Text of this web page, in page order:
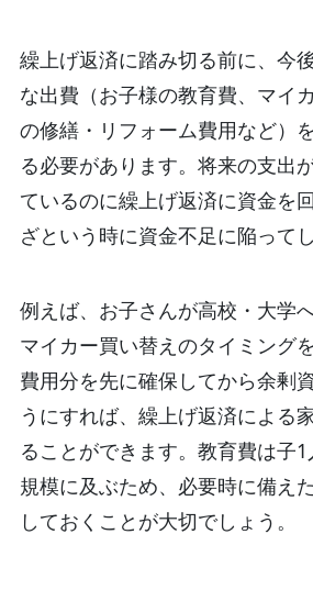
繰上げ返済に踏み切る前に、今
な出費（お子様の教育費、マイ
の修繕・リフォーム費用など）
る必要があります。 将来の支出
ているのに繰上げ返済に資金を
ざという時に資金不足に陥って
例えば、お子さんが高校・大学
マイカー買い替えのタイミング
費用分を先に確保してから余剰
うにすれば、繰上げ返済による
ることができます。教育費は子
規模に及ぶため、必要時に備え
しておくことが大切でしょう。